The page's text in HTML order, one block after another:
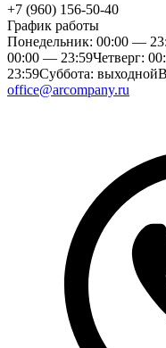
+7 (960) 156-50-40
График работы
Понедельник: 00:00 —
00:00 — 23:59Четверг:
23:59Суббота: выходной
office@arcompany.ru